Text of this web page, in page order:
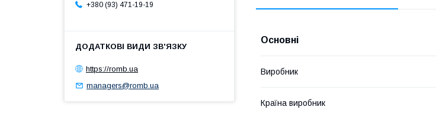
Основні
Виробник
Країна виробник
+380 (93) 471-19-19
https://romb.ua
managers@romb.ua